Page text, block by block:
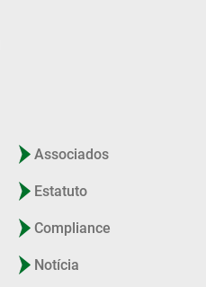
Associados
Estatuto
Compliance
Notícia